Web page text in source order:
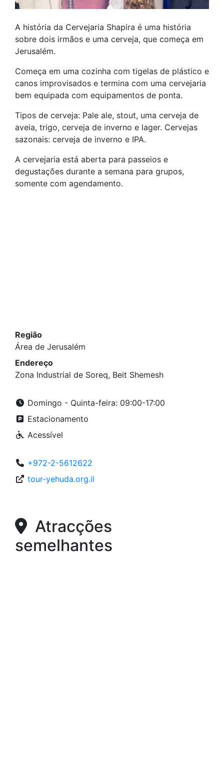
A história da Cervejaria Shapira é uma história
sobre dois irmãos e uma cerveja, que começa em
Jerusalém.
Começa em uma cozinha com tigelas de plástico e
canos improvisados ​​e termina com uma cervejaria
bem equipada com equipamentos de ponta.
Tipos de cerveja: Pale ale, stout, uma cerveja de
aveia, trigo, cerveja de inverno e lager. Cervejas
sazonais: cerveja de inverno e IPA.
A cervejaria está aberta para passeios e
degustações durante a semana para grupos,
somente com agendamento.
Região
Área de Jerusalém
Endereço
Zona Industrial de Soreq, Beit Shemesh
Domingo - Quinta-feira: 09:00-17:00
Estacionamento
Acessível
+972-2-5612622
tour-yehuda.org.il
Atracções
semelhantes